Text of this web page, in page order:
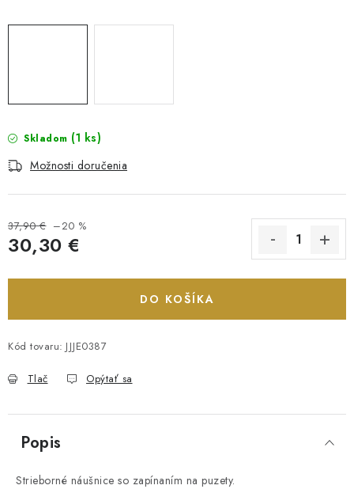
Skladom (1 ks)
Možnosti doručenia
37,90 € –20 %
30,30 €
DO KOŠÍKA
Kód tovaru: JJJE0387
Tlač Opýtať sa
Popis
Strieborné náušnice so zapínaním na puzety.